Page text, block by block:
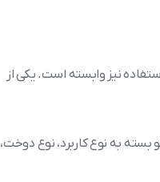
نیز وابسته است. یکی از
به نوع کاربرد، نوع دوخت،